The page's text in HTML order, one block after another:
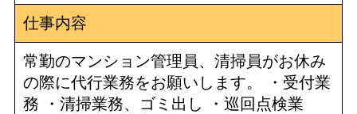
仕事内容
常勤のマンション管理員、清掃員がお休み
の際に代行業務をお願いします。 ・受付業
務 ・清掃業務、ゴミ出し ・巡回点検業